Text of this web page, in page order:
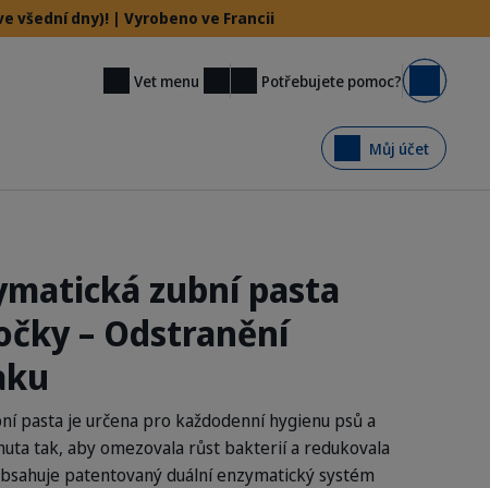
všední dny)! | Vyrobeno ve Francii
Vet menu Potřebujete pomoc? Košík
Můj účet
zubní pasta
– Odstranění
pasta je určena pro každodenní hygienu psů a
tak, aby omezovala růst bakterií a redukovala
patentovaný duální enzymatický systém